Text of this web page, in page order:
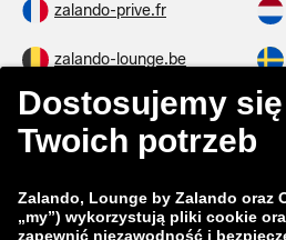
zalando-prive.fr
zalando-lounge.be
zalando-lounge.fi
zalando-lounge.co.uk
zalando-prive.es